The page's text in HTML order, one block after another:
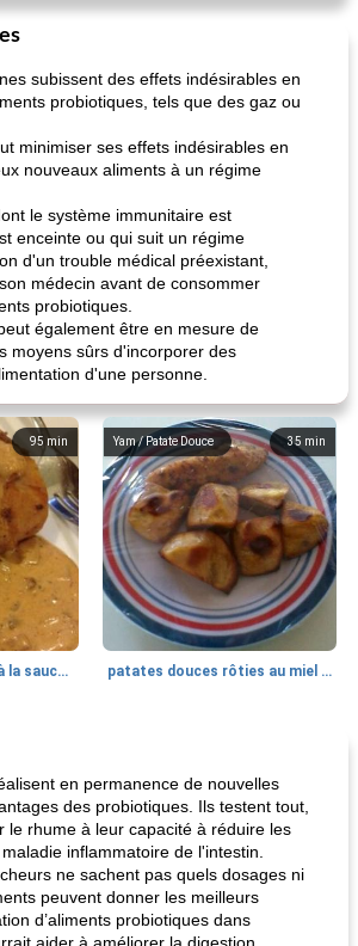
subissent des effets indésirables en
probiotiques, tels que des gaz ou
minimiser ses effets indésirables en
nouveaux aliments à un régime
le système immunitaire est
enceinte ou qui suit un régime
d'un trouble médical préexistant,
médecin avant de consommer
probiotiques.
également être en mesure de
moyens sûrs d'incorporer des
d'une personne.
95 min
paprika huhn (poulet à la sauce paprika).
35 min
Yam / Patate Douce
patates douces rôties au miel / kumara
en permanence de nouvelles
des probiotiques. Ils testent tout,
le rhume à leur capacité à réduire les
inflammatoire de l'intestin.
ne sachent pas quels dosages ni
peuvent donner les meilleurs
d’aliments probiotiques dans